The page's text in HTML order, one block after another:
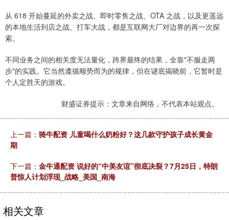
从 618 开始蔓延的外卖之战、即时零售之战、OTA 之战，以及更遥远
的本地生活到店之战、打车大战，都是互联网大厂对边界的再一次探
索。
不同业务之间的相关度无法量化，跨界最终的结果，全靠"不服走两
步"的实践。它当然遵循顺势而为的规律，但在谜底揭晓前，它暂时是
个人定胜天的游戏。
财盛证券提示：文章来自网络，不代表本站观点。
上一篇： 骑牛配资 儿童喝什么奶粉好？这几款守护孩子成长黄金
期
下一篇： 金牛通配资 说好的“中美友谊”彻底决裂？7月25日，特朗
普惊人计划浮现_战略_美国_南海
相关文章